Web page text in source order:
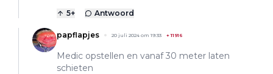
5+ Antwoord
papflapjes 20 juli 2024 om 19:33 +11916
Medic opstellen en vanaf 30 meter laten
schieten